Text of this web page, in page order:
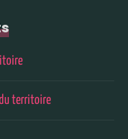
du territoire